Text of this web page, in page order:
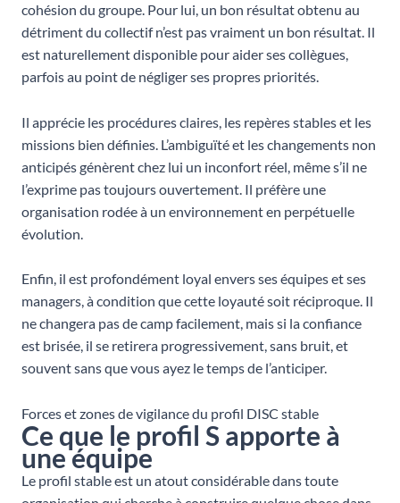
cohésion du groupe. Pour lui, un bon résultat obtenu au
détriment du collectif n’est pas vraiment un bon résultat. Il
est naturellement disponible pour aider ses collègues,
parfois au point de négliger ses propres priorités.
Il apprécie les procédures claires, les repères stables et les
missions bien définies. L’ambiguïté et les changements non
anticipés génèrent chez lui un inconfort réel, même s’il ne
l’exprime pas toujours ouvertement. Il préfère une
organisation rodée à un environnement en perpétuelle
évolution.
Enfin, il est profondément loyal envers ses équipes et ses
managers, à condition que cette loyauté soit réciproque. Il
ne changera pas de camp facilement, mais si la confiance
est brisée, il se retirera progressivement, sans bruit, et
souvent sans que vous ayez le temps de l’anticiper.
Forces et zones de vigilance du profil DISC stable
Ce que le profil S apporte à
une équipe
Le profil stable est un atout considérable dans toute